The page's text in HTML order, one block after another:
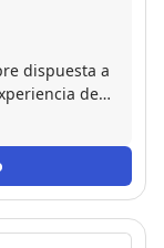
dispuesta a
de
Altamente